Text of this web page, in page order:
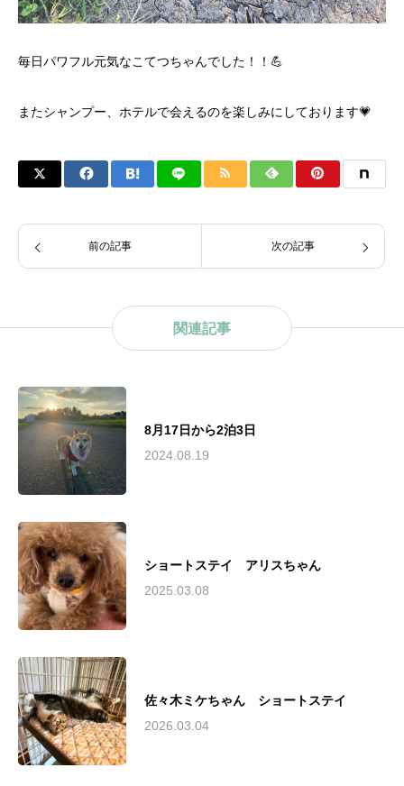
毎日パワフル元気なこてつちゃんでした！！💪
またシャンプー、ホテルで会えるのを楽しみにしております💗
前の記事 次の記事
関連記事
8月17日から2泊3日
2024.08.19
ショートステイ アリスちゃん
2025.03.08
佐々木ミケちゃん ショートステイ
2026.03.04